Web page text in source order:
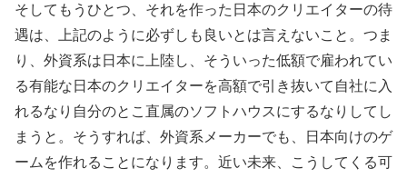
そしてもうひとつ、それを作った日本のクリエイターの待
遇は、上記のように必ずしも良いとは言えないこと。つま
り、外資系は日本に上陸し、そういった低額で雇われてい
る有能な日本のクリエイターを高額で引き抜いて自社に入
れるなり自分のとこ直属のソフトハウスにするなりしてし
まうと。そうすれば、外資系メーカーでも、日本向けのゲ
ームを作れることになります。近い未来、こうしてくる可